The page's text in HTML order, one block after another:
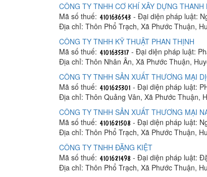
CÔNG TY TNHH CƠ KHÍ XÂY DỰNG THANH
Mã số thuế:
- Đại diện pháp luật:
Địa chỉ: Thôn Phổ Trạch, Xã Phước Thuận,
CÔNG TY TNHH KỸ THUẬT PHAN THỊNH
Mã số thuế:
- Đại diện pháp luật:
Địa chỉ: Thôn Nhân Ân, Xã Phước Thuận,
CÔNG TY TNHH SẢN XUẤT THƯƠNG MẠI
Mã số thuế:
- Đại diện pháp luật:
Địa chỉ: Thôn Quảng Vân, Xã Phước Thuận,
CÔNG TY TNHH SẢN XUẤT THƯƠNG MẠI
Mã số thuế:
- Đại diện pháp luật:
Địa chỉ: Thôn Phổ Trạch, Xã Phước Thuận,
CÔNG TY TNHH ĐẶNG KIỆT
Mã số thuế:
- Đại diện pháp luật:
Địa chỉ: Thôn Phổ Trạch, Xã Phước Thuận,